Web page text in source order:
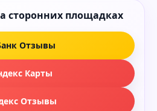
сторонних площадках
Отзывы
Карты
Отзывы